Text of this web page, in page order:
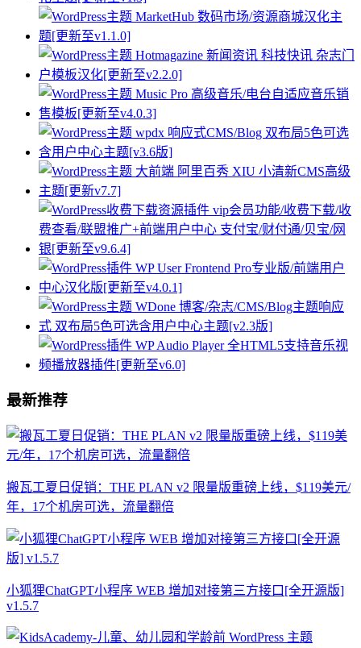
最新推荐
搬瓦工夏日促销：THE PLAN v2 限量版重磅上线，$119美元/
年，17个机房可选，流量翻倍
小狐狸ChatGPT小程序 WEB 增加对接第三方接口[全开源版]
v1.5.7